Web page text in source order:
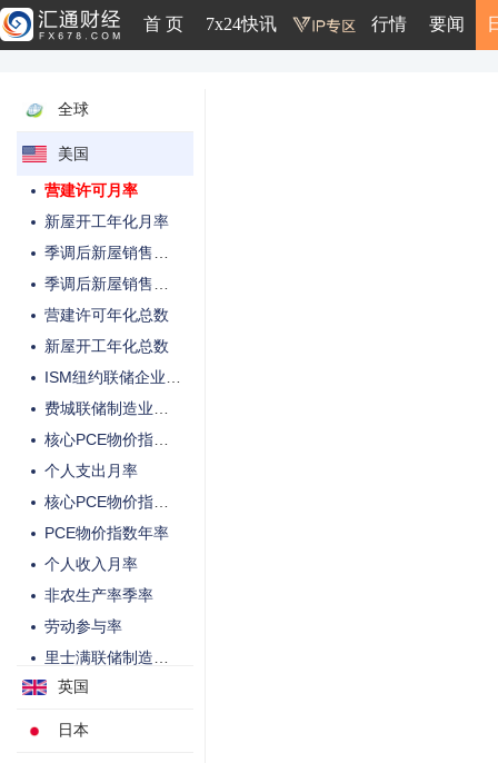
首 页 7x24快讯 行情 要闻
全球
美国
ISM非制造业PMI
非农就业人口变动季调后
营建许可月率
新屋开工年化月率
季调后新屋销售年化月率
季调后新屋销售年化总数
营建许可年化总数
新屋开工年化总数
ISM纽约联储企业活动指数
费城联储制造业指数
核心PCE物价指数月率
个人支出月率
核心PCE物价指数年率
PCE物价指数年率
个人收入月率
非农生产率季率
劳动参与率
里士满联储制造业指数
零售销售月率
核心零售销售月率
英国
日本